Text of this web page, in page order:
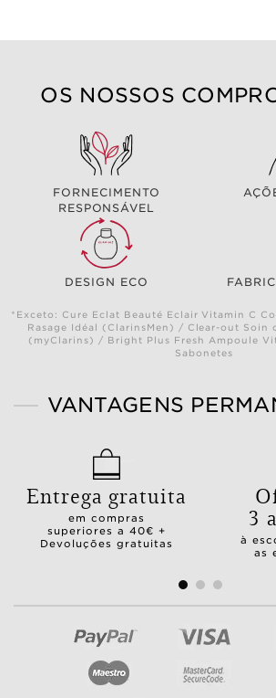
OS NOSSOS
FORNECIMENTO
RESPONSÁVEL
DESIGN ECO
*Exceto: Cure Eclat Beauté Eclair Vitamin C
Rasage Idéal (ClarinsMen) / Clear-out Soin
(myClarins) / Bright Plus Fresh Ampoule
Sabonetes
VANTAGENS
Entrega gratuita
em compras
superiores a 40€ +
Devoluções gratuitas
3
à
as